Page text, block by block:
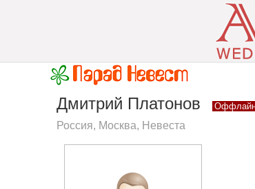
Дмитрий Платонов
Россия, Москва, Невеста